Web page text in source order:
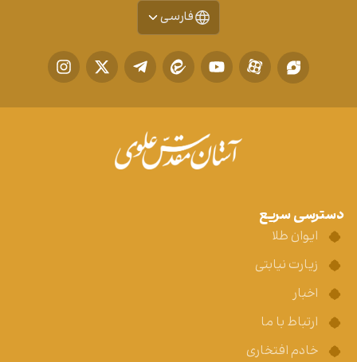
فارسی
دسترسی سریع
ایوان طلا
زیارت نیابتی
اخبار
ارتباط با ما
خادم افتخاری